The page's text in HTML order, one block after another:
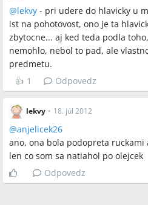
@lekvy - pri udere do hlavicky u
ist na pohotovost, ono je ta
zbytocne... aj ked teda podla
nemohlo, nebol to pad, ale
predmetu.
👍 1 Odpovedz
lekvy • 18. júl 2012
@anjelicek26
ano, ona bola podopreta
len co som sa natiahol po olejcek
Odpovedz